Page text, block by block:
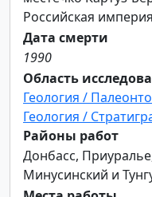
Российская империя
Дата смерти
1990
Область
Геология /
Геология /
Районы работ
Донбасс,
Минусинский и